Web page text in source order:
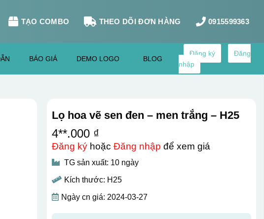
TẠO COMBO THEO DÕI ĐƠN HÀNG 0915599363
BÁO GIÁ DEMO LOGO BLOG
Đăng ký
Đăng
nhập
Lọ hoa vẽ sen đen – men trắng – H25
4**.000 ₫
Đăng kýhoặc Đăng nhập để xem giá
TG sản xuất: 10 ngày
Kích thước: H25
Ngày cn giá: 2024-03-27